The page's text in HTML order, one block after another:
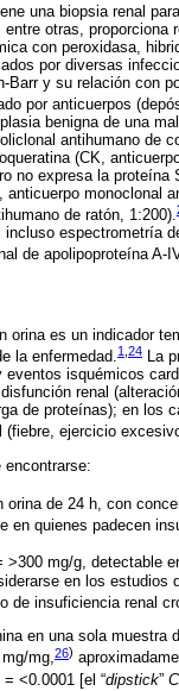
una biopsia renal
otras,
con peroxidasa,
por diversas
Barr y su relación con
por anticuerpos
benigna de una
antihumano de
(CK,
no expresa la
monoclonal
de ratón, 1:200).
espectrometría
de apolipoproteína
orina es un indicador
la enfermedad.1 24 La
isquémicos
renal
de proteínas); en los
(fiebre, ejercicio
encontrarse:
orina de 24 h, con
en quienes padecen
>300 mg/g, detectable
en los
de insuficiencia renal
en una sola
mg,26)
<0.0001 [el “dipstick”